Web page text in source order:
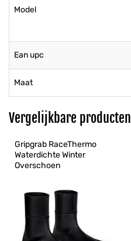
Model
Ean upc
Maat
Vergelijkbare producten
Gripgrab RaceThermo
Waterdichte Winter
Overschoen